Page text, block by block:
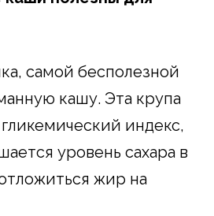
самой бесполезной
кашу. Эта крупа
индекс,
уровень сахара в
жир на